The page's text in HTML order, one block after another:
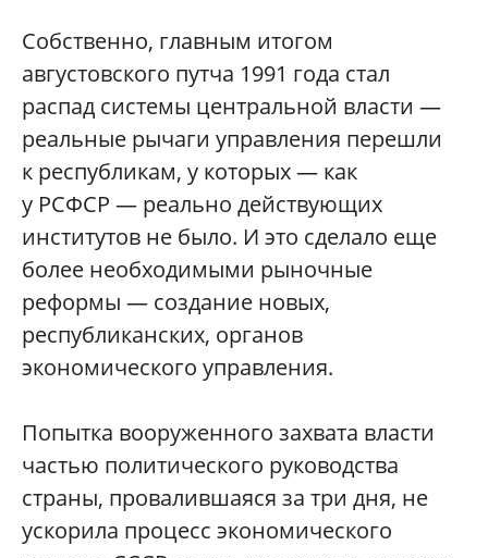
Собственно, главным итогом
августовского путча 1991 года стал
распад системы центральной власти —
реальные рычаги управления перешли
к республикам, у которых — как
у РСФСР — реально действующих
институтов не было. И это сделало еще
более необходимыми рыночные
реформы — создание новых,
республиканских, органов
экономического управления.
Попытка вооруженного захвата власти
частью политического руководства
страны, провалившаяся за три дня, не
ускорила процесс экономического